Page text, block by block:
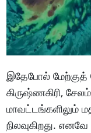
இதேபோல் மேற்குத்
கிருஷ்ணகிரி,
மாவட்டங்களிலும்
நிலவுகிறது.